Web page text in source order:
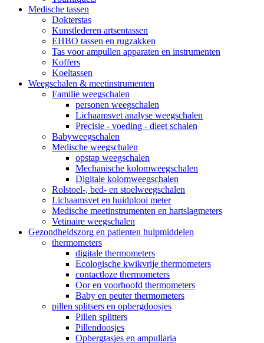
Medische tassen
Dokterstas
Kunstlederen artsentassen
EHBO tassen en rugzakken
Tas voor ampullen apparaten en instrumenten
Koffers
Koeltassen
Weegschalen & meetinstrumenten
Familie weegschalen
personen weegschalen
Lichaamsvet analyse weegschalen
Precisie - voeding - dieet schalen
Babyweegschalen
Medische weegschalen
opstap weegschalen
Mechanische kolomweegschalen
Digitale kolomweegschalen
Rolstoel-, bed- en stoelweegschalen
Lichaamsvet en huidplooi meter
Medische meetinstrumenten en hartslagmeters
Vetinaire weegschalen
Gezondheidszorg en patienten hulpmiddelen
thermometers
digitale thermometers
Ecologische kwikvrije thermometers
contactloze thermometers
Oor en voorhoofd thermometers
Baby en peuter thermometers
pillen splitsers en opbergdoosjes
Pillen splitters
Pillendoosjes
Opbergtasjes en ampullaria